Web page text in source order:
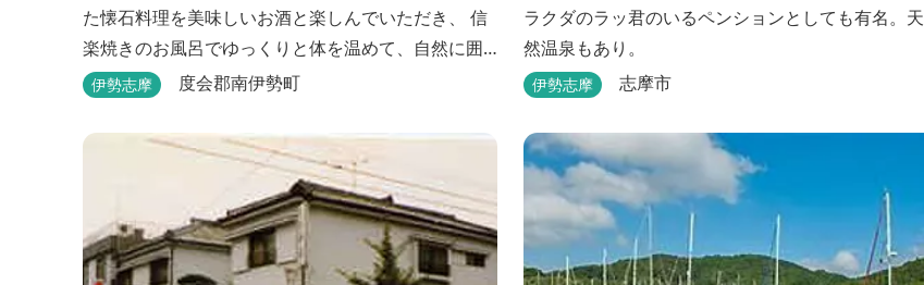
た懐石料理を美味しいお酒と楽しんでいただき、 信
楽焼きのお風呂でゆっくりと体を温めて、自然に囲
まれながら日頃の疲れを癒してください。
伊勢志摩 度会郡南伊勢町
ラクダのラッ君のいるペンションとしても有名。天
然温泉もあり。
伊勢志摩 志摩市